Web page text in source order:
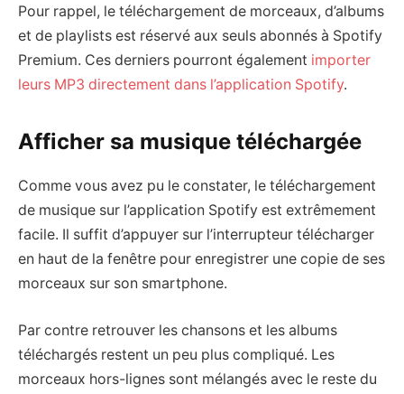
Pour rappel, le téléchargement de morceaux, d’albums
et de playlists est réservé aux seuls abonnés à Spotify
Premium. Ces derniers pourront également importer
leurs MP3 directement dans l’application Spotify.
Afficher sa musique téléchargée
Comme vous avez pu le constater, le téléchargement
de musique sur l’application Spotify est extrêmement
facile. Il suffit d’appuyer sur l’interrupteur télécharger
en haut de la fenêtre pour enregistrer une copie de ses
morceaux sur son smartphone.
Par contre retrouver les chansons et les albums
téléchargés restent un peu plus compliqué. Les
morceaux hors-lignes sont mélangés avec le reste du